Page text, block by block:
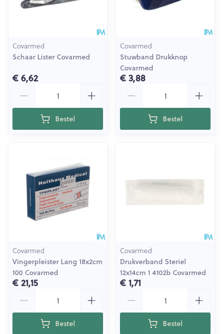
Covarmed
Schaar Lister Covarmed
€ 6,62
Bestel
Covarmed
Stuwband Drukknop
Covarmed
€ 3,88
Bestel
Covarmed
Vingerpleister Lang 18x2cm
100 Covarmed
€ 21,15
Bestel
Covarmed
Drukverband Steriel
12x14cm 1 4102b Covarmed
€ 1,71
Bestel